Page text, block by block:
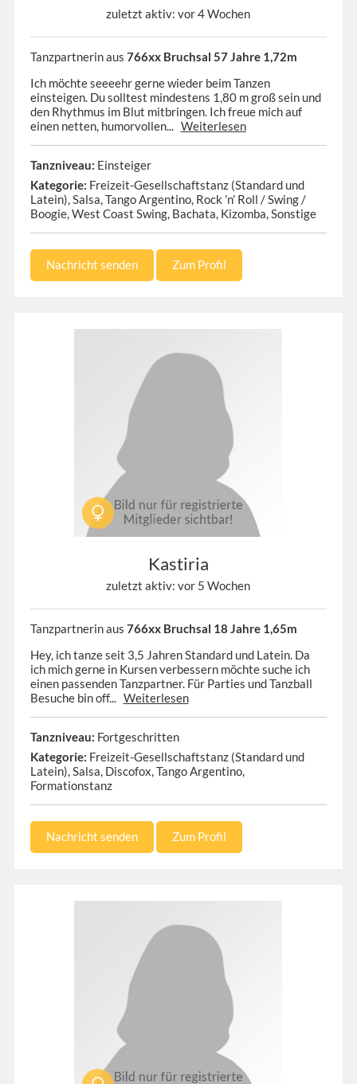
zuletzt aktiv: vor 4 Wochen
Tanzpartnerin aus 766xx Bruchsal 57 Jahre 1,72m
Ich möchte seeeehr gerne wieder beim Tanzen
einsteigen. Du solltest mindestens 1,80 m groß sein und
den Rhythmus im Blut mitbringen. Ich freue mich auf
einen netten, humorvollen... Weiterlesen
Tanzniveau: Einsteiger
Kategorie: Freizeit-Gesellschaftstanz (Standard und
Latein), Salsa, Tango Argentino, Rock ’n’ Roll / Swing /
Boogie, West Coast Swing, Bachata, Kizomba, Sonstige
Nachricht senden Zum Profil
Kastiria
zuletzt aktiv: vor 5 Wochen
Tanzpartnerin aus 766xx Bruchsal 18 Jahre 1,65m
Hey, ich tanze seit 3,5 Jahren Standard und Latein. Da
ich mich gerne in Kursen verbessern möchte suche ich
einen passenden Tanzpartner. Für Parties und Tanzball
Besuche bin off... Weiterlesen
Tanzniveau: Fortgeschritten
Kategorie: Freizeit-Gesellschaftstanz (Standard und
Latein), Salsa, Discofox, Tango Argentino,
Formationstanz
Nachricht senden Zum Profil